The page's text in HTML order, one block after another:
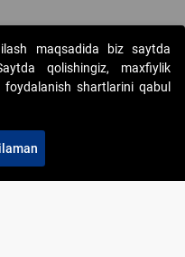
auksionlarni
maqsadida biz saytda
qolishingiz, maxfiylik
shartlarini qabul